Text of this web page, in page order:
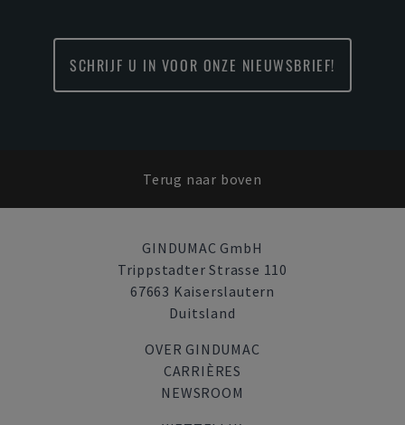
SCHRIJF U IN VOOR ONZE NIEUWSBRIEF!
Terug naar boven
GINDUMAC GmbH
Trippstadter Strasse 110
67663 Kaiserslautern
Duitsland
OVER GINDUMAC
CARRIÈRES
NEWSROOM